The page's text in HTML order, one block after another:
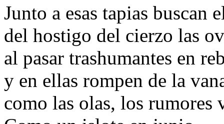
Junto a esas tapias buscan
del hostigo del cierzo las
al pasar trashumantes en
y en ellas rompen de la
como las olas, los rumores